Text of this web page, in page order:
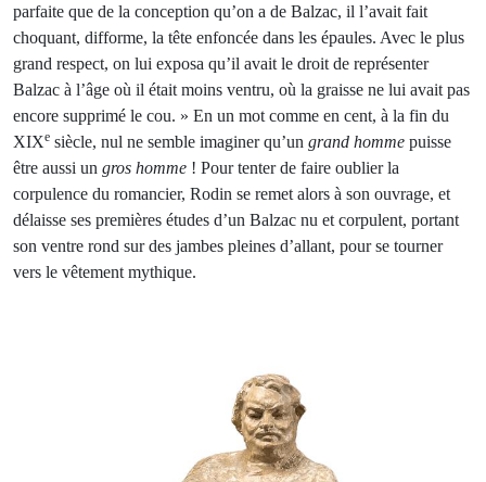
parfaite que de la conception qu’on a de Balzac, il l’avait fait
choquant, difforme, la tête enfoncée dans les épaules. Avec le plus
grand respect, on lui exposa qu’il avait le droit de représenter
Balzac à l’âge où il était moins ventru, où la graisse ne lui avait pas
encore supprimé le cou. » En un mot comme en cent, à la fin du
XIXe siècle, nul ne semble imaginer qu’un grand homme puisse
être aussi un gros homme ! Pour tenter de faire oublier la
corpulence du romancier, Rodin se remet alors à son ouvrage, et
délaisse ses premières études d’un Balzac nu et corpulent, portant
son ventre rond sur des jambes pleines d’allant, pour se tourner
vers le vêtement mythique.